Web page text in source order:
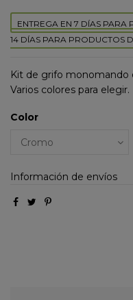
ENTREGA EN 7 DÍAS PARA
14 DÍAS PARA PRODUCTOS
Kit de grifo monomando
Varios colores para elegir.
Color
Información de envíos